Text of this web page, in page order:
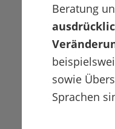
Beratung
sowie
Sprachen